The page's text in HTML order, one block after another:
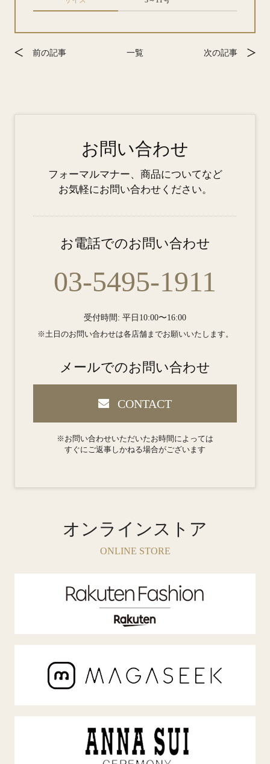
前の記事 一覧 次の記事
お問い合わせ
フォーマルマナー、商品についてなど
お気軽にお問い合わせください。
お電話でのお問い合わせ
03-5495-1911
受付時間: 平日10:00〜16:00
※土日のお問い合わせは各店舗までお願いいたします。
メールでのお問い合わせ
CONTACT
※お問い合わせいただいたお時間によっては
すぐにご返事しかねる場合がございます
オンラインストア
ONLINE STORE